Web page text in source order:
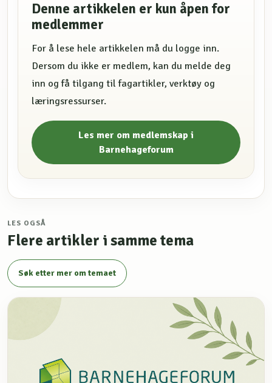
Denne artikkelen er kun åpen for
medlemmer
For å lese hele artikkelen må du logge inn.
Dersom du ikke er medlem, kan du melde deg
inn og få tilgang til fagartikler, verktøy og
læringsressurser.
Les mer om medlemskap i
Barnehageforum
LES OGSÅ
Flere artikler i samme tema
Søk etter mer om temaet